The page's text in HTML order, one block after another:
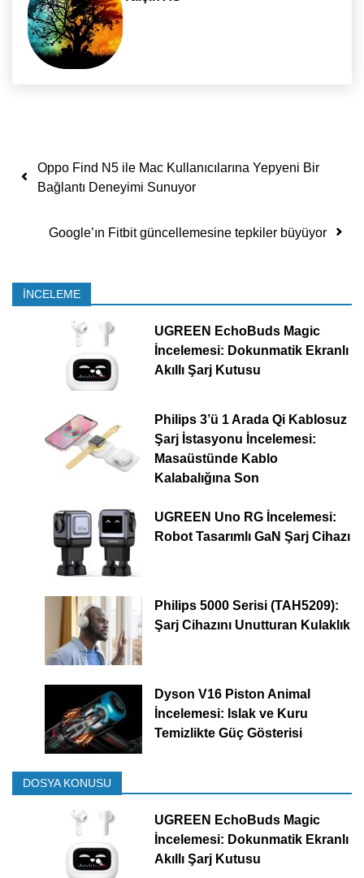
Yazı dolaşımı
Oppo Find N5 ile Mac Kullanıcılarına Yepyeni Bir
Bağlantı Deneyimi Sunuyor
Google’ın Fitbit güncellemesine tepkiler büyüyor
İNCELEME
UGREEN EchoBuds Magic
İncelemesi: Dokunmatik Ekranlı
Akıllı Şarj Kutusu
Philips 3’ü 1 Arada Qi Kablosuz
Şarj İstasyonu İncelemesi:
Masaüstünde Kablo
Kalabalığına Son
UGREEN Uno RG İncelemesi:
Robot Tasarımlı GaN Şarj Cihazı
Philips 5000 Serisi (TAH5209):
Şarj Cihazını Unutturan Kulaklık
Dyson V16 Piston Animal
İncelemesi: Islak ve Kuru
Temizlikte Güç Gösterisi
DOSYA KONUSU
UGREEN EchoBuds Magic
İncelemesi: Dokunmatik Ekranlı
Akıllı Şarj Kutusu